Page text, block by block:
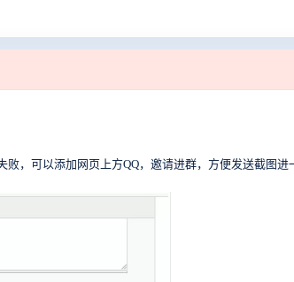
，可以添加网页上方QQ，邀请进群，方便发送截图进